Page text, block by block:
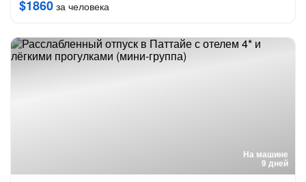
$1860 за человека
На машине
9 дней